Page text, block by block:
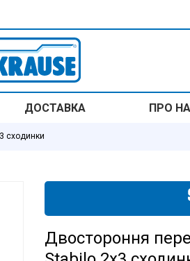
ДОСТАВКА ПРО
сходинки
Двостороння